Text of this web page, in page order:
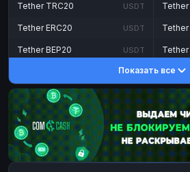
Tether TRC20 USDT
Tether ERC20 USDT
Tether BEP20 USDT
DASH
Toncoin TON
Dogecoin DOGE
TRX TRON
BinanceCoin BEP20
Tether
Tether
Tether
DASH
TRX
Показать все